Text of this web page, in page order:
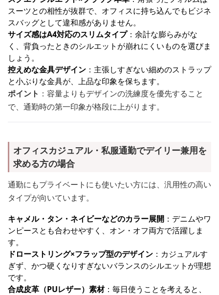
スーツとの相性が抜群で、オフィスに持ち込んでもビジネ
スバッグとして違和感がありません。
サイズ感はA4対応のスリムタイプ：余計な膨らみがな
く、背負ったときのシルエットが崩れにくいものを選びま
しょう。
控えめな金具デザイン ：主張しすぎない細めのストラップ
と小ぶりな金具が、上品な印象を保ちます。
ポイント ：容量よりもデザインの洗練度を優先すること
で、通勤時の第一印象が格段に上がります。
オフィスカジュアル・私服通勤でデイリー兼用を
求める方の場合
通勤にもプライベートにも使いたい方には、汎用性の高い
タイプが向いています。
キャメル・タン・ネイビーなどのカラー展開 ：デニムやワ
ンピースとも合わせやすく、オン・オフ両方で活躍しま
す。
ドローストリング×フラップ型のデザイン ：カジュアルす
ぎず、かつ硬くなりすぎないバランスのシルエットが理想
です。
合成皮革（PUレザー）素材：毎日使うことを考えると、